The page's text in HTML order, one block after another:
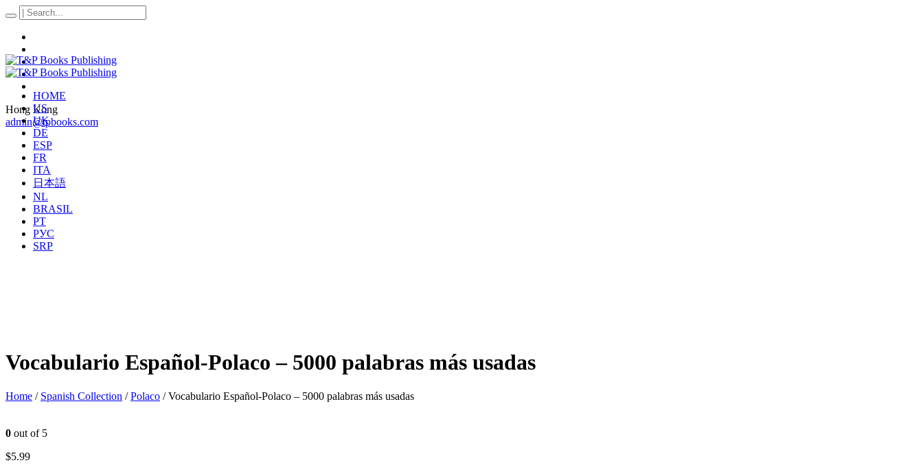
Hong Kong
admin@tpbooks.com
HOME
US
UK
DE
ESP
FR
ITA
日本語
NL
BRASIL
PT
РУС
SRP
Vocabulario Español-Polaco – 5000 palabras más usadas
Home / Spanish Collection /Polaco / Vocabulario Español-Polaco – 5000 palabras más usadas
0 out of 5
$5.99